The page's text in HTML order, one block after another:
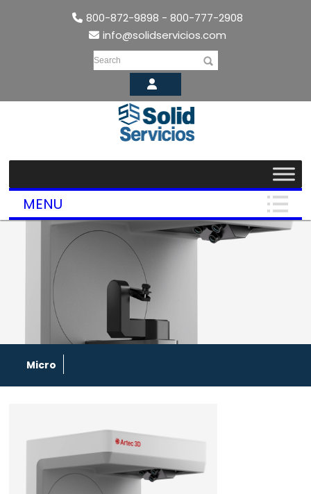
800-872-9898 - 800-777-2908
info@solidservicios.com
Search
MENU
Micro